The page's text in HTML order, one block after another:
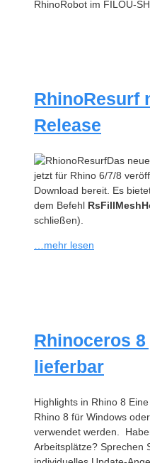
RhinoRobot im FILOU-
RhinoResurf
Release
Das
jetzt für Rhino 6/7/8
Download bereit. Es
dem Befehl
schließen).
…mehr lesen
Rhinoceros
lieferbar
Highlights in Rhino 8
Rhino 8 für Windows
verwendet werden.
Arbeitsplätze? Sprechen